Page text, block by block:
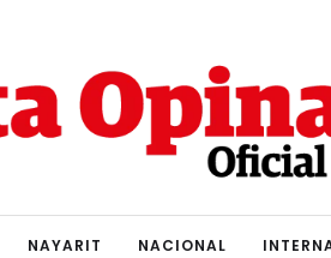
NAYARIT NACIONAL